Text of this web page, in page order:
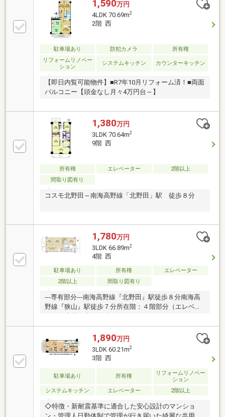
1,590万円
4LDK 70.69m2
2階 西
駐車場あり 防犯カメラ
所有権
リフォームリノベー
ション
システムキッチン カウンターキッチン
【即日内覧可能物件】■R7年10月リフォーム済！■両面
バルコニー【頭金なし月々4万円台～】
1,380万円
3LDK 70.64m2
9階 西
所有権 エレベーター
2階以上
間取り図有り
コスモ北野田～南海高野線「北野田」駅 徒歩８分
1,780万円
3LDK 66.89m2
4階 西
駐車場あり 所有権
エレベーター
2階以上
間取り図有り
---専有部分---南海高野線『北野田』駅徒歩８分南海高
野線『狭山』駅徒歩７分所在階：４階部分（エレベー
積：７．９２㎡間取り：３ＬＤＫ現況：空室---周辺環
境---・ライフ北野田店まで徒歩8分（約640ｍ）・ロー
ソン堺南野田店まで徒歩4分（約260ｍ）・堺南野田郵
便局まで徒歩6分（約410ｍ）・野田小学校まで徒歩12
1,890万円
3LDK 60.21m2
3階 西
駐車場あり 所有権
リフォームリノベー
ション
システムキッチン
エレベーター 2階以上
◇特徴・新耐震基準に適合した安心設計のマンショ